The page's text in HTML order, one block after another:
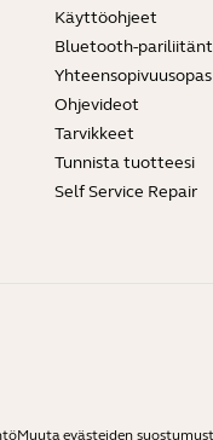
Käyttöohjeet
Bluetooth-
Yhteensopivuusopas
Ohjevideot
Tarvikkeet
Tunnista tuotteesi
Self Service Repair
Muuta evästeiden